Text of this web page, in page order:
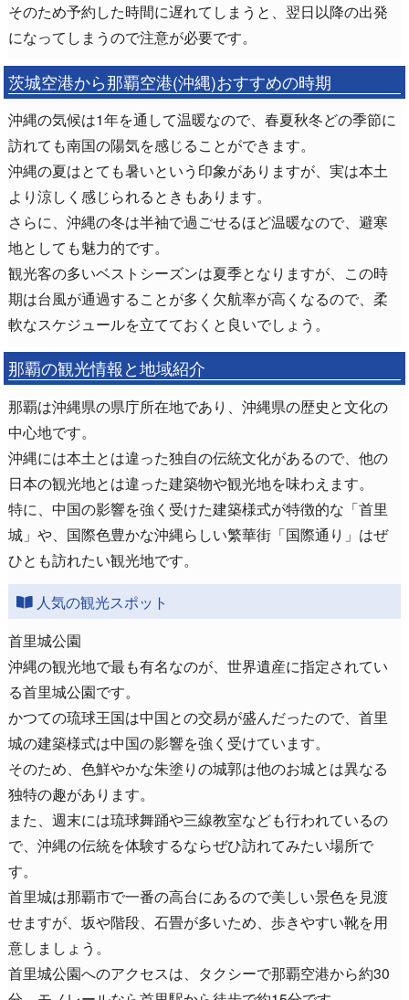
そのため予約した時間に遅れてしまうと、翌日以降の出発
になってしまうので注意が必要です。
茨城空港から那覇空港(沖縄)おすすめの時期
沖縄の気候は1年を通して温暖なので、春夏秋冬どの季節に
訪れても南国の陽気を感じることができます。
沖縄の夏はとても暑いという印象がありますが、実は本土
より涼しく感じられるときもあります。
さらに、沖縄の冬は半袖で過ごせるほど温暖なので、避寒
地としても魅力的です。
観光客の多いベストシーズンは夏季となりますが、この時
期は台風が通過することが多く欠航率が高くなるので、柔
軟なスケジュールを立てておくと良いでしょう。
那覇の観光情報と地域紹介
那覇は沖縄県の県庁所在地であり、沖縄県の歴史と文化の
中心地です。
沖縄には本土とは違った独自の伝統文化があるので、他の
日本の観光地とは違った建築物や観光地を味わえます。
特に、中国の影響を強く受けた建築様式が特徴的な「首里
城」や、国際色豊かな沖縄らしい繁華街「国際通り」はぜ
ひとも訪れたい観光地です。
人気の観光スポット
首里城公園
沖縄の観光地で最も有名なのが、世界遺産に指定されてい
る首里城公園です。
かつての琉球王国は中国との交易が盛んだったので、首里
城の建築様式は中国の影響を強く受けています。
そのため、色鮮やかな朱塗りの城郭は他のお城とは異なる
独特の趣があります。
また、週末には琉球舞踊や三線教室なども行われているの
で、沖縄の伝統を体験するならぜひ訪れてみたい場所で
す。
首里城は那覇市で一番の高台にあるので美しい景色を見渡
せますが、坂や階段、石畳が多いため、歩きやすい靴を用
意しましょう。
首里城公園へのアクセスは、タクシーで那覇空港から約30